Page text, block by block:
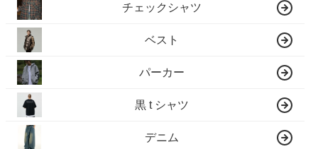
チェックシャツ
ベスト
パーカー
黒 t シャツ
デニム